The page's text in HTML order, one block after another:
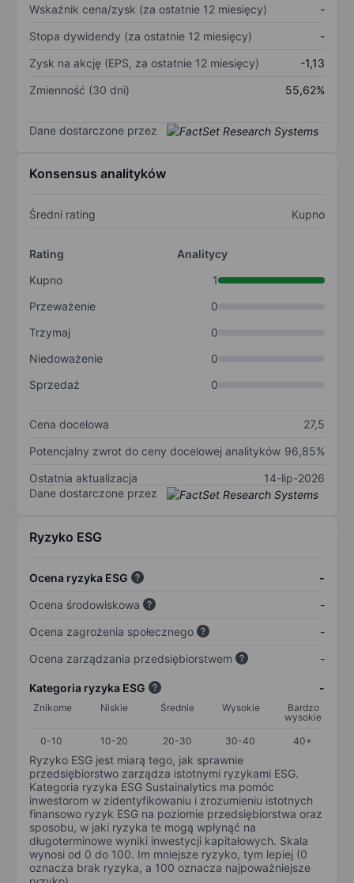
Wskaźnik cena/zysk (za ostatnie 12 miesięcy)
-
Stopa dywidendy (za ostatnie 12 miesięcy)
-
Zysk na akcję (EPS, za ostatnie 12 miesięcy)
-1,13
Zmienność (30 dni)
55,62%
Dane dostarczone przez
Konsensus analityków
Średni rating Kupno
Rating
Analitycy
Kupno
1
Przeważenie
0
Trzymaj
0
Niedoważenie
0
Sprzedaż
0
Cena docelowa
27,5
Potencjalny zwrot do ceny docelowej analityków 96,85%
Ostatnia aktualizacja
14-lip-2026
Dane dostarczone przez
Ryzyko ESG
Ocena ryzyka ESG
-
Ocena środowiskowa
-
Ocena zagrożenia społecznego
-
Ocena zarządzania przedsiębiorstwem
-
Kategoria ryzyka ESG -
Znikome Niskie Średnie Wysokie
Bardzo
wysokie
0-10
10-20 20-30 30-40 40+
Ryzyko ESG jest miarą tego, jak sprawnie
przedsiębiorstwo zarządza istotnymi ryzykami ESG.
Kategoria ryzyka ESG Sustainalytics ma pomóc
inwestorom w zidentyfikowaniu i zrozumieniu istotnych
finansowo ryzyk ESG na poziomie przedsiębiorstwa oraz
sposobu, w jaki ryzyka te mogą wpłynąć na
długoterminowe wyniki inwestycji kapitałowych. Skala
wynosi od 0 do 100. Im mniejsze ryzyko, tym lepiej (0
oznacza brak ryzyka, a 100 oznacza najpoważniejsze